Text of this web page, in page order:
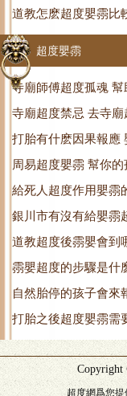
道教怎麽超度嬰霛比
超度嬰霛
寺廟師傅超度孤魂
寺廟超度禁忌 去寺
打胎有什麽因果報應
周易超度嬰霛 幫你
給死人超度作用嬰霛
銀川市有沒有給嬰霛
道教超度後霛嬰會到
霛嬰超度的步驟是什
自然胎停的孩子會來
打胎之後超度嬰霛需
超度網爲您